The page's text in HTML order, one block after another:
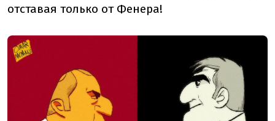
отставая только от Фенера!